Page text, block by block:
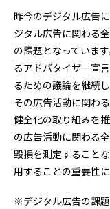
昨今のデジタル広告
ジタル広告に関わる
の課題となっていま
るアドバタイザー宣
るための議論を継続
その広告活動に関わ
健全化の取り組みを
の広告活動に関わる
毀損を測定すること
用することの重要性
※デジタル広告の課